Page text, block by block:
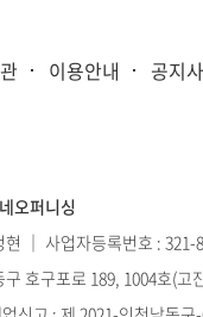
이용안내 공지
오퍼니싱
현 ｜ 사업자등록번호 : 321-
구 호구포로 189, 1004호(고